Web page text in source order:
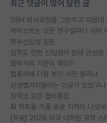
최근 댓글이 많이 달린 글
카이스트는 모든 연구실마다 서버
학부신입생 질문
입학도 안한 신입생이 원래 관심을
물박사의 기준이 뭐임?
랩홈피에 다들 본인 사진 올리냐
신생랩가지말라는 이유가 있었구나
장학금 모은 랩비통장
AI 학회들 거품 슬슬 지적이 나오